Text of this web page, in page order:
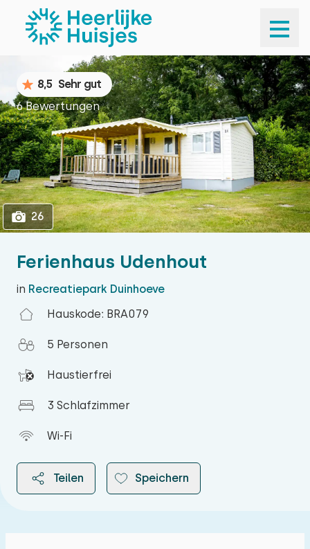
1
Ferienhaus Udenhout
in Recreatiepark Duinhoeve
Hauskode: BRA079
5 Personen
Haustierfrei
3 Schlafzimmer
Wi-Fi
Teilen Speichern
8,5 Sehr gut
6 Bewertungen
26